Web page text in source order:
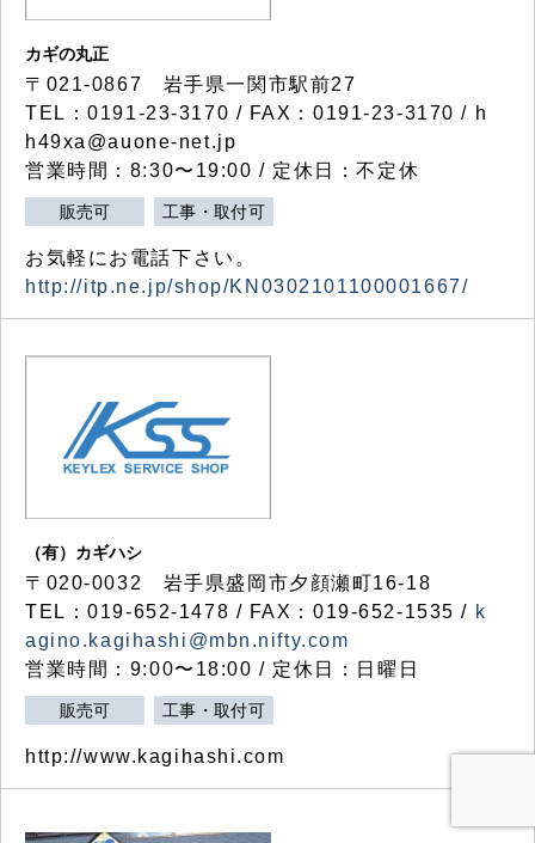
カギの丸正
〒021-0867 岩手県一関市駅前27
TEL：0191-23-3170 / FAX：0191-23-3170 / h
h49xa@auone-net.jp
営業時間：8:30〜19:00 / 定休日：不定休
販売可 工事・取付可
お気軽にお電話下さい。
http://itp.ne.jp/shop/KN0302101100001667/
（有）カギハシ
〒020-0032 岩手県盛岡市夕顔瀬町16-18
TEL：019-652-1478 / FAX：019-652-1535 / k
agino.kagihashi@mbn.nifty.com
営業時間：9:00〜18:00 / 定休日：日曜日
販売可 工事・取付可
http://www.kagihashi.com